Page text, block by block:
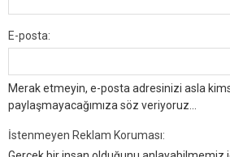
E-posta:
Merak etmeyin, e-posta adresinizi asla
paylaşmayacağımıza söz veriyoruz...
İstenmeyen Reklam Koruması: